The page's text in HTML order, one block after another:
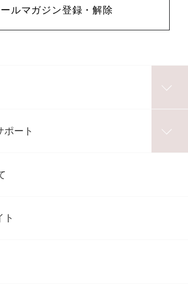
ルマガジン登録・解除
ポート
ト